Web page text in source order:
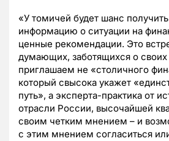
«У томичей будет шанс
информацию о ситуации на
ценные рекомендации. Это
думающих, заботящихся о
приглашаем не «столичного
который свысока укажет
путь», а эксперта-практика от
отрасли России, высочайшей
своим четким мнением – и
с этим мнением согласиться